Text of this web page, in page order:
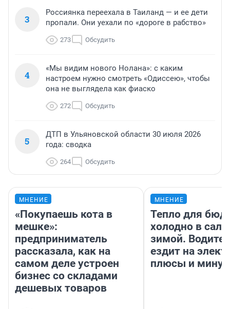
3
Россиянка переехала в Таиланд — и ее дети
пропали. Они уехали по «дороге в рабство»
273 Обсудить
4
«Мы видим нового Нолана»: с каким
настроем нужно смотреть «Одиссею», чтобы
она не выглядела как фиаско
272 Обсудить
5
ДТП в Ульяновской области 30 июля 2026
года: сводка
264 Обсудить
МНЕНИЕ
«Покупаешь кота в
мешке»:
предприниматель
рассказала, как на
самом деле устроен
бизнес со складами
дешевых товаров
МНЕНИЕ
Тепло для
холодно в
зимой.
ездит на
плюсы и